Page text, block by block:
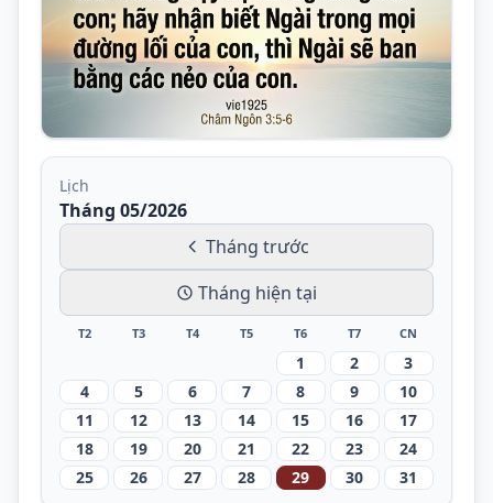
Lịch
Tháng 05/2026
Tháng trước
Tháng hiện tại
T2 T3 T4 T5 T6 T7 CN
1 2
3
4
5 6 7 8 9
10
11
12 13 14 15 16
17
18
19 20 21 22 23
24
25
26 27 28 29 30 31